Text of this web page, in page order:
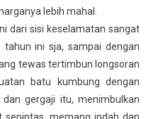
lebih mahal.
dari sisi keselamatan sangat
ini sja, sampai dengan
tewas tertimbun longsoran
batu kumbung dengan
gergaji itu, menimbulkan
sepintas, memang indah dan